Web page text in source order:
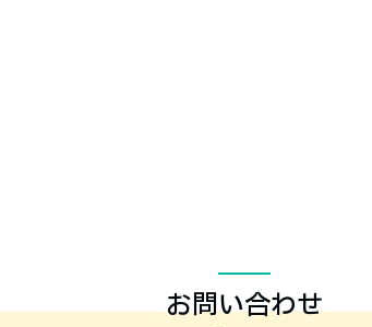
お問い合わせ